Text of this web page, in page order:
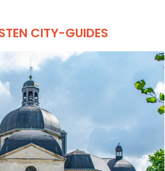
CITY-GUIDES